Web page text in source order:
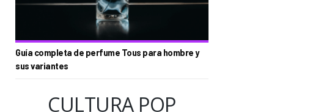
Guía completa de perfume Tous para hombre y
sus variantes
CULTURA POP